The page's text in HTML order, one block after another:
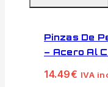
Pinzas De
– Acero Al
14.49€ IVA